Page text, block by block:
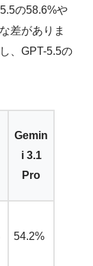
の58.6%や
差がありま
、GPT-5.5の
Gemin
i 3.1
Pro
54.2%